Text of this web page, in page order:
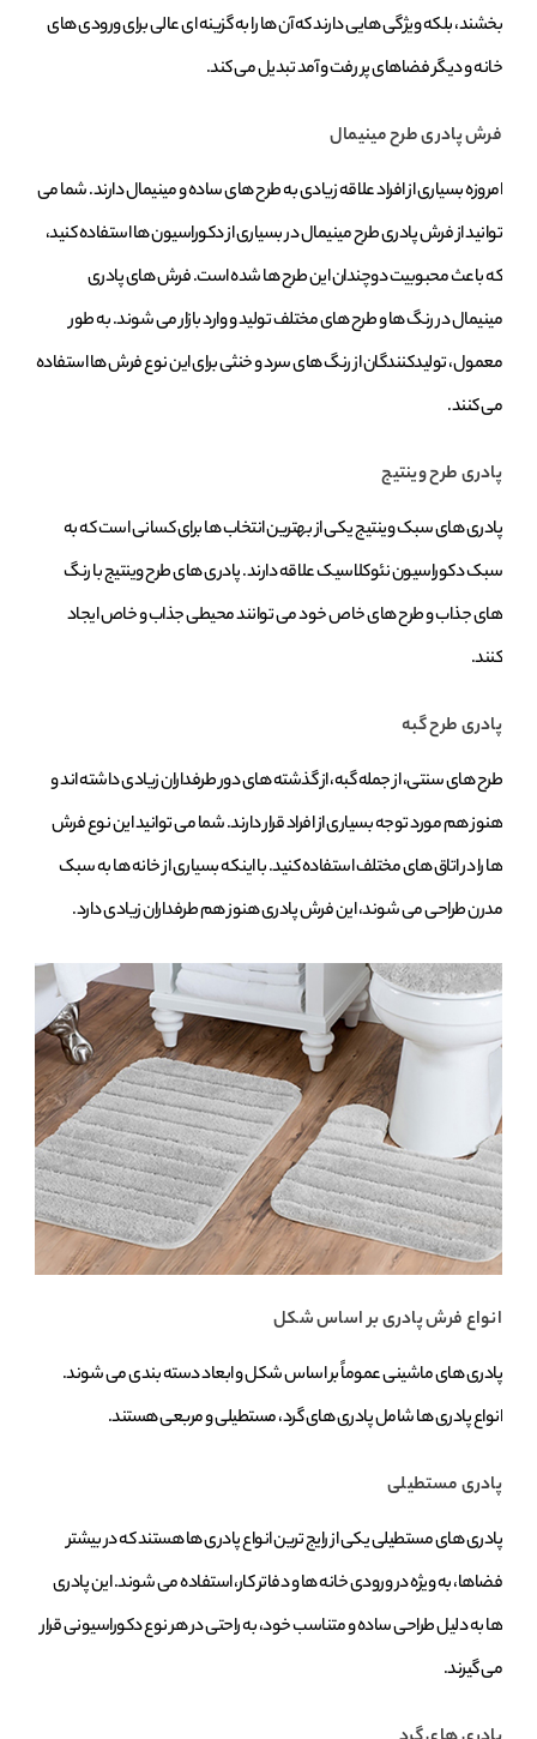
‌بخشند، بلکه ویژگی ‌هایی دارند که آن‌ ها را به گزینه ‌ای عالی برای ورودی ‌های
خانه و دیگر فضاهای پر رفت ‌و آمد تبدیل می ‌کند.
فرش پادری طرح مینیمال
امروزه بسیاری از افراد علاقه زیادی به طرح‌ های ساده و مینیمال دارند. شما می
‌توانید از فرش پادری طرح مینیمال در بسیاری از دکوراسیون‌ ها استفاده کنید،
که باعث محبوبیت دوچندان این طرح‌ ها شده است. فرش ‌های پادری
مینیمال در رنگ‌ ها و طرح‌ های مختلف تولید و وارد بازار می‌ شوند. به‌ طور
معمول، تولیدکنندگان از رنگ‌ های سرد و خنثی برای این نوع فرش ‌ها استفاده
می‌ کنند.
پادری طرح وینتیج
پادری ‌های سبک وینتیج یکی از بهترین انتخاب ‌ها برای کسانی است که به
سبک دکوراسیون نئوکلاسیک علاقه دارند. پادری‌ های طرح وینتیج با رنگ
‌های جذاب و طرح‌ های خاص خود می ‌توانند محیطی جذاب و خاص ایجاد
کنند.
پادری طرح گبه
طرح‌ های سنتی، از جمله گبه، از گذشته‌ های دور طرفداران زیادی داشته‌ اند و
هنوز هم مورد توجه بسیاری از افراد قرار دارند. شما می ‌توانید این نوع فرش‌
ها را در اتاق ‌های مختلف استفاده کنید. با اینکه بسیاری از خانه‌ ها به سبک
مدرن طراحی می‌ شوند، این فرش پادری هنوز هم طرفداران زیادی دارد.
انواع فرش پادری بر اساس شکل
پادری ‌های ماشینی عموماً بر اساس شکل و ابعاد دسته‌ بندی می‌ شوند.
انواع پادری‌ ها شامل پادری‌ های گرد، مستطیلی و مربعی هستند.
پادری مستطیلی
پادری ‌های مستطیلی یکی از رایج‌ ترین انواع پادری ‌ها هستند که در بیشتر
فضاها، به‌ ویژه در ورودی خانه‌ ها و دفاتر کار، استفاده می ‌شوند. این پادری
‌ها به دلیل طراحی ساده و متناسب خود، به راحتی در هر نوع دکوراسیونی قرار
می ‌گیرند.